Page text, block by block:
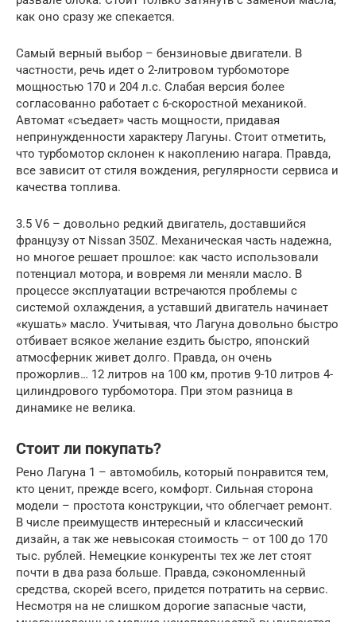
как оно сразу же спекается.
Самый верный выбор – бензиновые двигатели. В
частности, речь идет о 2-литровом турбомоторе
мощностью 170 и 204 л.с. Слабая версия более
согласованно работает с 6-скоростной механикой.
Автомат «съедает» часть мощности, придавая
непринужденности характеру Лагуны. Стоит отметить,
что турбомотор склонен к накоплению нагара. Правда,
все зависит от стиля вождения, регулярности сервиса и
качества топлива.
3.5 V6 – довольно редкий двигатель, доставшийся
французу от Nissan 350Z. Механическая часть надежна,
но многое решает прошлое: как часто использовали
потенциал мотора, и вовремя ли меняли масло. В
процессе эксплуатации встречаются проблемы с
системой охлаждения, а уставший двигатель начинает
«кушать» масло. Учитывая, что Лагуна довольно быстро
отбивает всякое желание ездить быстро, японский
атмосферник живет долго. Правда, он очень
прожорлив… 12 литров на 100 км, против 9-10 литров 4-
цилиндрового турбомотора. При этом разница в
динамике не велика.
Стоит ли покупать?
Рено Лагуна 1 – автомобиль, который понравится тем,
кто ценит, прежде всего, комфорт. Сильная сторона
модели – простота конструкции, что облегчает ремонт.
В числе преимуществ интересный и классический
дизайн, а так же невысокая стоимость – от 100 до 170
тыс. рублей. Немецкие конкуренты тех же лет стоят
почти в два раза больше. Правда, сэкономленный
средства, скорей всего, придется потратить на сервис.
Несмотря на не слишком дорогие запасные части,